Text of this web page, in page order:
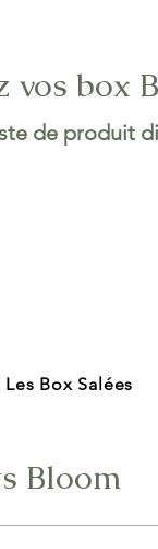
vos box
de produit
Bloom
Les Box Salées